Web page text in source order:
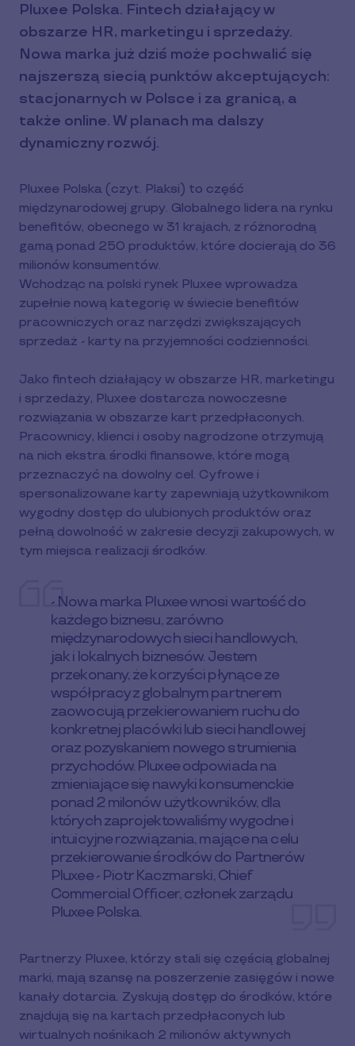
Pluxee Polska. Fintech działający w
obszarze HR, marketingu i sprzedaży.
Nowa marka już dziś może pochwalić się
najszerszą siecią punktów akceptujących:
stacjonarnych w Polsce i za granicą, a
także online. W planach ma dalszy
dynamiczny rozwój.
Pluxee Polska (czyt. Plaksi) to część
międzynarodowej grupy. Globalnego lidera na rynku
benefitów, obecnego w 31 krajach, z różnorodną
gamą ponad 250 produktów, które docierają do 36
milionów konsumentów.
Wchodząc na polski rynek Pluxee wprowadza
zupełnie nową kategorię w świecie benefitów
pracowniczych oraz narzędzi zwiększających
sprzedaż - karty na przyjemności codzienności.
Jako fintech działający w obszarze HR, marketingu
i sprzedaży, Pluxee dostarcza nowoczesne
rozwiązania w obszarze kart przedpłaconych.
Pracownicy, klienci i osoby nagrodzone otrzymują
na nich ekstra środki finansowe, które mogą
przeznaczyć na dowolny cel. Cyfrowe i
spersonalizowane karty zapewniają użytkownikom
wygodny dostęp do ulubionych produktów oraz
pełną dowolność w zakresie decyzji zakupowych, w
tym miejsca realizacji środków.
- Nowa marka Pluxee wnosi wartość do
każdego biznesu, zarówno
międzynarodowych sieci handlowych,
jak i lokalnych biznesów. Jestem
przekonany, że korzyści płynące ze
współpracy z globalnym partnerem
zaowocują przekierowaniem ruchu do
konkretnej placówki lub sieci handlowej
oraz pozyskaniem nowego strumienia
przychodów. Pluxee odpowiada na
zmieniające się nawyki konsumenckie
ponad 2 milonów użytkowników, dla
których zaprojektowaliśmy wygodne i
intuicyjne rozwiązania, mające na celu
przekierowanie środków do Partnerów
Pluxee - Piotr Kaczmarski, Chief
Commercial Officer, członek zarządu
Pluxee Polska.
Partnerzy Pluxee, którzy stali się częścią globalnej
marki, mają szansę na poszerzenie zasięgów i nowe
kanały dotarcia. Zyskują dostęp do środków, które
znajdują się na kartach przedpłaconych lub
wirtualnych nośnikach 2 milionów aktywnych